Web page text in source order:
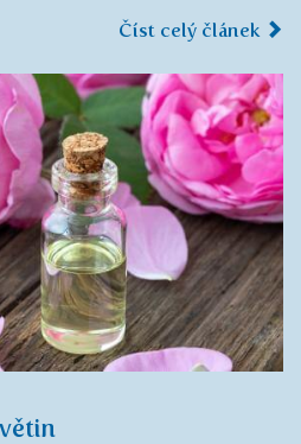
Číst celý článek